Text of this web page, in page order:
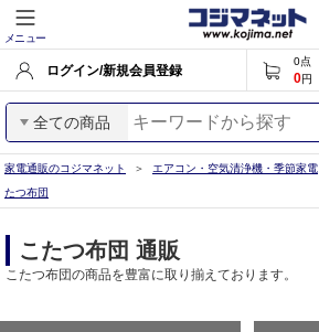
メニュー
ログイン/新規会員登録
0点
0円
全ての商品
家電通販のコジマネット エアコン・空気清浄機・季節家電
たつ布団
こたつ布団 通販
こたつ布団の商品を豊富に取り揃えております。